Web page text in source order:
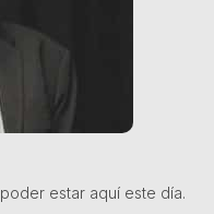
estar aquí este día.